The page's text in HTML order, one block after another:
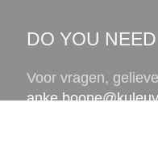
DO YOU
Voor vragen,